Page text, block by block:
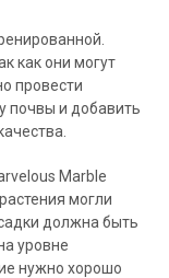
как они могут
провести
почвы и добавить
Marble
могли
должна быть
уровне
нужно хорошо